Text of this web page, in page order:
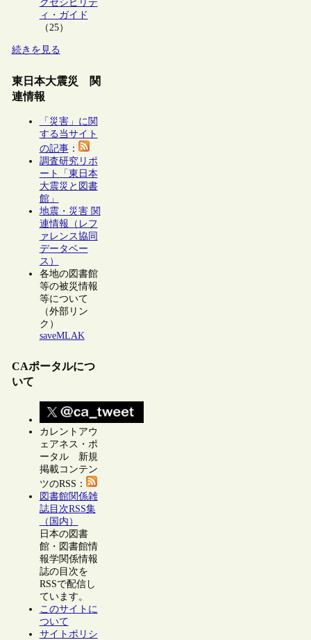
クセシビリテ
ィ・ガイド
（25）
続きを見る
東日本大震災 関
連情報
「災害」に関
する当サイト
の記事：
調査研究リポ
ート「東日本
大震災と図書
館」
地震・災害 関
連情報（レフ
ァレンス協同
データベー
ス）
各地の図書館
等の被災情報
等について
（外部リン
ク）
saveMLAK
CAポータルにつ
いて
カレントアウ
ェアネス・ポ
ータル 新規
掲載コンテン
ツのRSS：
図書館関係雑
誌目次RSS集
（国内）
日本の図書
館・図書館情
報学関係情報
誌の目次を
RSSで配信し
ています。
このサイトに
ついて
サイトポリシ